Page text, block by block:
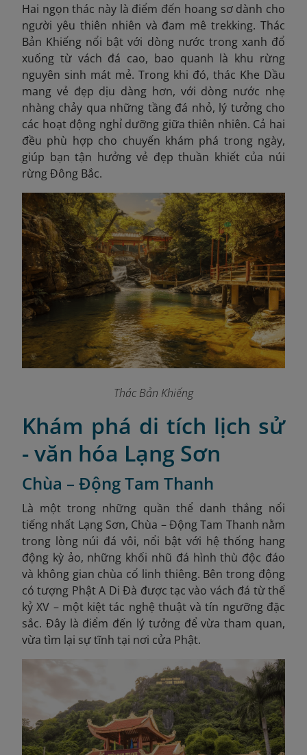
Hai ngọn thác này là điểm đến hoang sơ dành cho
người yêu thiên nhiên và đam mê trekking. Thác
Bản Khiếng nổi bật với dòng nước trong xanh đổ
xuống từ vách đá cao, bao quanh là khu rừng
nguyên sinh mát mẻ. Trong khi đó, thác Khe Dầu
mang vẻ đẹp dịu dàng hơn, với dòng nước nhẹ
nhàng chảy qua những tầng đá nhỏ, lý tưởng cho
các hoạt động nghỉ dưỡng giữa thiên nhiên. Cả hai
đều phù hợp cho chuyến khám phá trong ngày,
giúp bạn tận hưởng vẻ đẹp thuần khiết của núi
rừng Đông Bắc.
Thác Bản Khiếng
Khám phá di tích lịch sử
- văn hóa Lạng Sơn
Chùa – Động Tam Thanh
Là một trong những quần thể danh thắng nổi
tiếng nhất Lạng Sơn, Chùa – Động Tam Thanh nằm
trong lòng núi đá vôi, nổi bật với hệ thống hang
động kỳ ảo, những khối nhũ đá hình thù độc đáo
và không gian chùa cổ linh thiêng. Bên trong động
có tượng Phật A Di Đà được tạc vào vách đá từ thế
kỷ XV – một kiệt tác nghệ thuật và tín ngưỡng đặc
sắc. Đây là điểm đến lý tưởng để vừa tham quan,
vừa tìm lại sự tĩnh tại nơi cửa Phật.